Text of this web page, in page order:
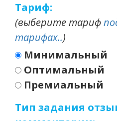
Тариф:
(выберите тариф
тарифах..)
Минимальный
Оптимальный
Премиальный
Тип задания